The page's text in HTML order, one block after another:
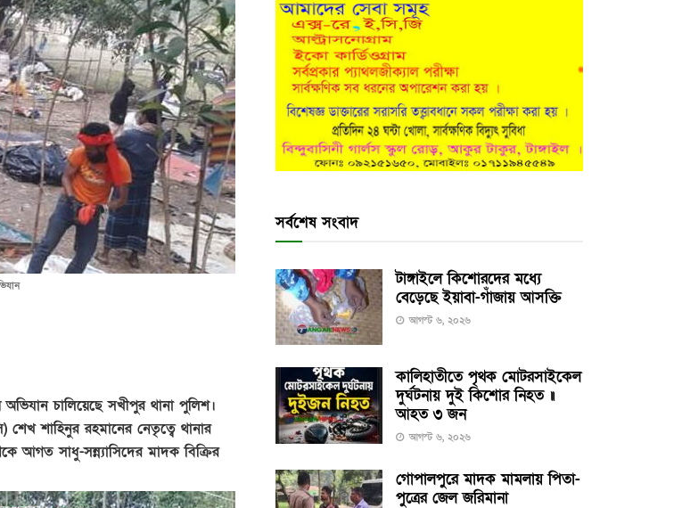
চালিয়েছে সখীপুর থানা পুলিশ।
শাহিনুর রহমানের নেতৃত্বে থানার
আগত সাধু-সন্ন্যাসিদের মাদক বিক্রির
সর্বশেষ সংবাদ
টাঙ্গাইলে কিশোরদের মধ্যে
বেড়েছে ইয়াবা-গাঁজায় আসক্তি
আগস্ট ৬, ২০২৬
কালিহাতীতে পৃথক মোটরসাইকেল
দুর্ঘটনায় দুই কিশোর নিহত ॥
আহত ৩ জন
আগস্ট ৬, ২০২৬
গোপালপুরে মাদক মামলায় পিতা-
পুত্রের জেল জরিমানা